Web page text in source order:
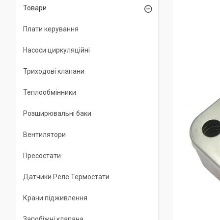
Товари
Плати керування
Насоси циркуляційні
Триходові клапани
Теплообмінники
Розширювальні баки
Вентилятори
Пресостати
Датчики Реле Термостати
Крани підживлення